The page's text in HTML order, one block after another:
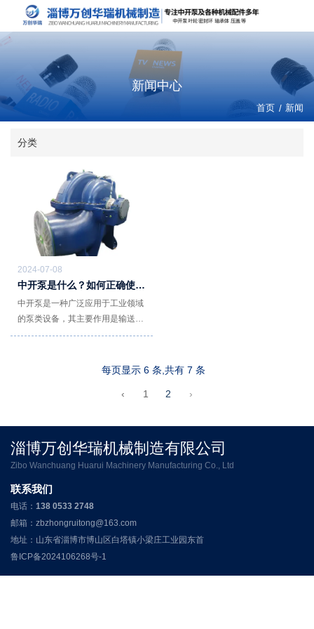
新闻中心
首页 / 新闻
分类
2024-07-08
中开泵是什么？如何正确使用
中开泵是一种广泛应用于工业领域
的泵类设备，其主要作用是输送液
体、气体或混合物体。中开泵具有
优点，在化工、石油、食品、制药每页显示 6 条,共有 7 条
‹ 1 2 ›
淄博万创华瑞机械制造有限公司
Zibo Wanchuang Huarui Machinery Manufacturing Co., Ltd
联系我们
电话： 138 0533 2748
邮箱：zbzhongruitong@163.com
地址：山东省淄博市博山区白塔镇小梁庄工业园东首
鲁ICP备2024106268号-1